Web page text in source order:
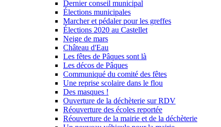
Dernier conseil municipal
Élections municipales
Marcher et pédaler pour les greffes
Élections 2020 au Castellet
Neige de mars
Château d'Eau
Les fêtes de Pâques sont là
Les décos de Pâques
Communiqué du comité des fêtes
Une reprise scolaire dans le flou
Des masques !
Ouverture de la déchèterie sur RDV
Réouverture des écoles reportée
Réouverture de la mairie et de la déchèterie